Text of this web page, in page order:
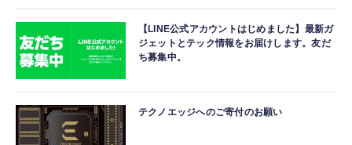
【LINE公式アカウントはじめました】最新ガ
ジェットとテック情報をお届けします。友だ
ち募集中。
テクノエッジへのご寄付のお願い